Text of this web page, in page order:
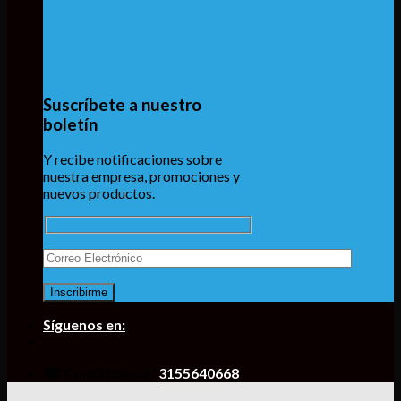
Suscríbete a nuestro
boletín
Y recibe notificaciones sobre
nuestra empresa, promociones y
nuevos productos.
Síguenos en:
3155640668